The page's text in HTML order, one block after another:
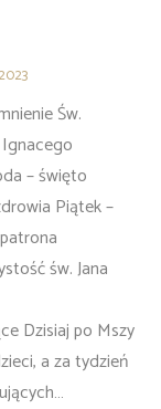
Św.
– święto
Piątek –
św. Jana
Dzisiaj po Mszy
a za tydzień